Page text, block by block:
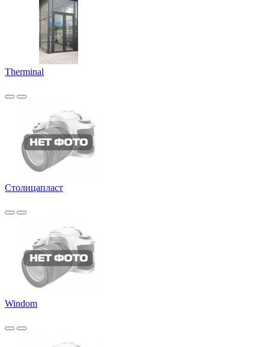
Therminal
Столицапласт
Windom